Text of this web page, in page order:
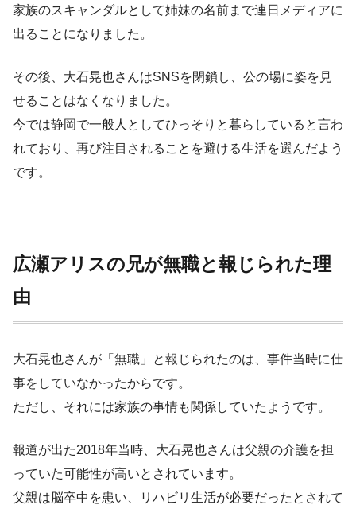
家族のスキャンダルとして姉妹の名前まで連日メディアに
出ることになりました。
その後、大石晃也さんはSNSを閉鎖し、公の場に姿を見
せることはなくなりました。
今では静岡で一般人としてひっそりと暮らしていると言わ
れており、再び注目されることを避ける生活を選んだよう
です。
広瀬アリスの兄が無職と報じられた理
由
大石晃也さんが「無職」と報じられたのは、事件当時に仕
事をしていなかったからです。
ただし、それには家族の事情も関係していたようです。
報道が出た2018年当時、大石晃也さんは父親の介護を担
っていた可能性が高いとされています。
父親は脳卒中を患い、リハビリ生活が必要だったとされて